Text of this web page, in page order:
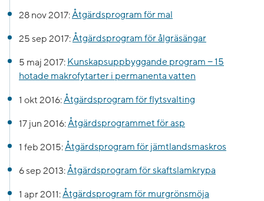
28 nov 2017:Åtgärdsprogram för mal
25 sep 2017:Åtgärdsprogram för ålgräsängar
5 maj 2017: Kunskapsuppbyggande program − 15
hotade makrofytarter i permanenta vatten
1 okt 2016:Åtgärdsprogram för flytsvalting
17 jun 2016:Åtgärdsprogrammet för asp
1 feb 2015:Åtgärdsprogram för jämtlandsmaskros
6 sep 2013:Åtgärdsprogram för skaftslamkrypa
1 apr 2011:Åtgärdsprogram för murgrönsmöja